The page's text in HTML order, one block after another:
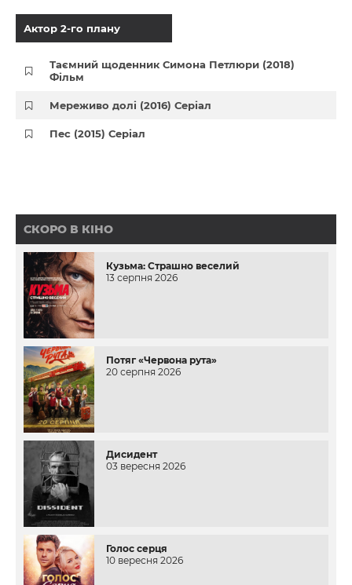
Актор 2-го плану
Таємний щоденник Симона Петлюри (2018)
Фільм
Мереживо долі (2016) Серіал
Пес (2015) Серіал
СКОРО В КІНО
Кузьма: Страшно веселий
13 серпня 2026
Потяг «Червона рута»
20 серпня 2026
Дисидент
03 вересня 2026
Голос серця
10 вересня 2026